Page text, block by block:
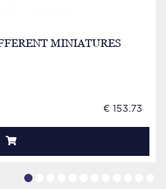
MINIATURES
€ 153.73